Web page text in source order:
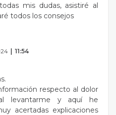
mis dudas, asistiré al
todos los consejos
11:54
respecto al dolor
levantarme y aquí he
acertadas explicaciones